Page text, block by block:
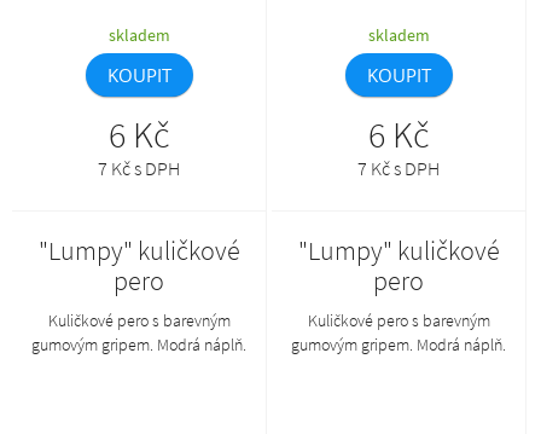
skladem
KOUPIT
6 Kč
7 Kč s DPH
skladem
KOUPIT
6 Kč
7 Kč s DPH
"Lumpy" kuličkové
pero
Kuličkové pero s barevným
gumovým gripem. Modrá náplň.
"Lumpy" kuličkové
pero
Kuličkové pero s barevným
gumovým gripem. Modrá náplň.